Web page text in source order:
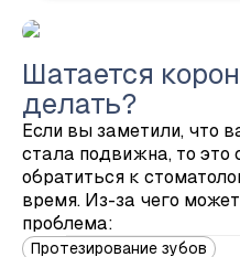
Шатается
делать?
Если вы заметили, что
стала подвижна, то это
обратиться к
время. Из-за чего
проблема:
Протезирование зубов